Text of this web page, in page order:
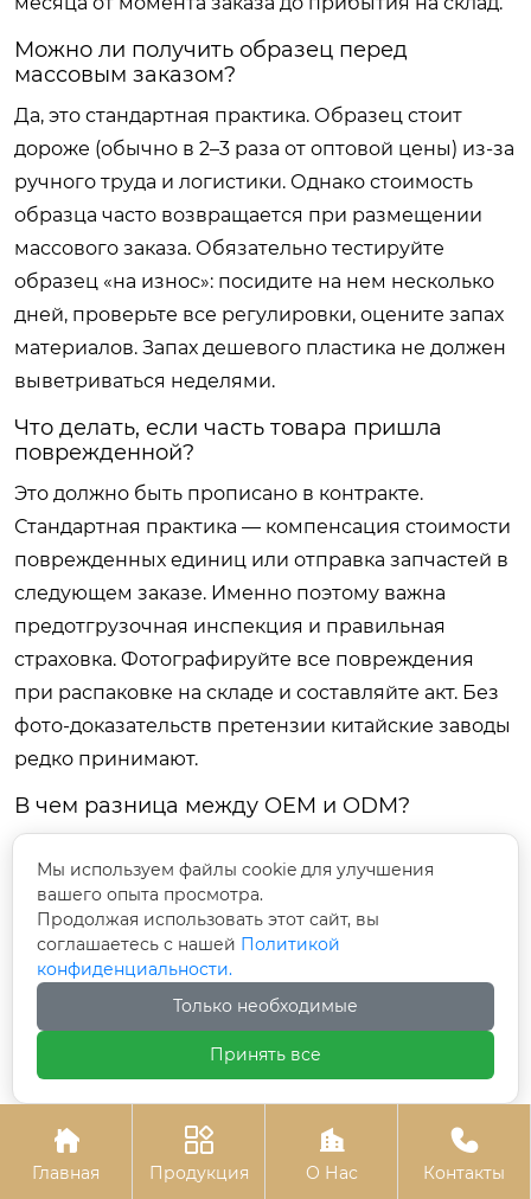
Можно ли получить образец перед
массовым заказом?
Да, это стандартная практика. Образец стоит
дороже (обычно в 2–3 раза от оптовой цены) из-за
ручного труда и логистики. Однако стоимость
образца часто возвращается при размещении
массового заказа. Обязательно тестируйте
образец «на износ»: посидите на нем несколько
дней, проверьте все регулировки, оцените запах
материалов. Запах дешевого пластика не должен
выветриваться неделями.
Что делать, если часть товара пришла
поврежденной?
Это должно быть прописано в контракте.
Стандартная практика — компенсация стоимости
поврежденных единиц или отправка запчастей в
следующем заказе. Именно поэтому важна
предотгрузочная инспекция и правильная
страховка. Фотографируйте все повреждения
при распаковке на складе и составляйте акт. Без
фото-доказательств претензии китайские заводы
редко принимают.
В чем разница между OEM и ODM?
OEM (Original Equipment Manufacturer) означает,
что вы заказываете производство по своим
чертежам и дизайну. ODM (Original Design
Manufacturer) означает, что вы выбираете
готовую модель из каталога завода и, возможно,
наносите свой логотип. Для большинства
стартапов и дистрибьюторов модель ODM
предпочтительнее, так как она требует меньших
инвестиций в разработку и быстрее выводится
на рынок.

Главная

Продукция

О Нас

Контакты
Мы используем файлы cookie для улучшения
вашего опыта просмотра.
Продолжая использовать этот сайт, вы
соглашаетесь с нашей Политикой
конфиденциальности.
Только необходимые
Принять все